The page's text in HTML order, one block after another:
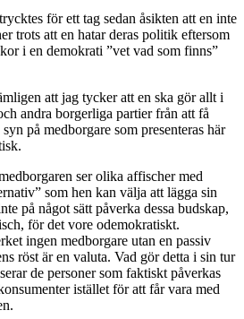
för ett tag sedan åsikten att en inte
trots att en hatar deras politik eftersom
i en demokrati ”vet vad som finns”
att jag tycker att en ska gör allt i
andra borgerliga partier från att få
på medborgare som presenteras här
ser olika affischer med
som hen kan välja att lägga sin
på något sätt påverka dessa budskap,
för det vore odemokratiskt.
ingen medborgare utan en passiv
röst är en valuta. Vad gör detta i sin tur
de personer som faktiskt påverkas
istället för att får vara med